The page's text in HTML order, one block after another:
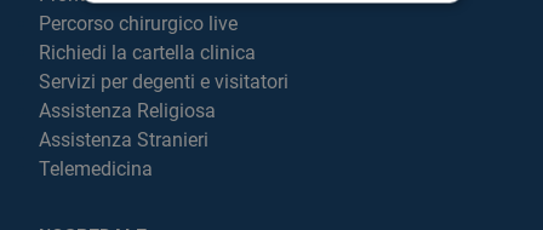
Percorso chirurgico live
Richiedi la cartella clinica
Servizi per degenti e visitatori
Assistenza Religiosa
Assistenza Stranieri
Telemedicina